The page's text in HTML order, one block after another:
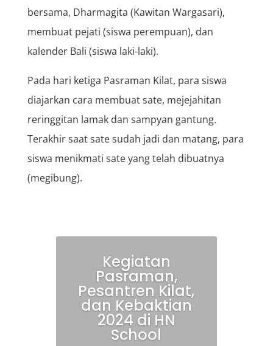
bersama, Dharmagita (Kawitan Wargasari),
membuat pejati (siswa perempuan), dan
kalender Bali (siswa laki-laki).
Pada hari ketiga Pasraman Kilat, para siswa
diajarkan cara membuat sate, mejejahitan
reringgitan lamak dan sampyan gantung.
Terakhir saat sate sudah jadi dan matang, para
siswa menikmati sate yang telah dibuatnya
(megibung).
Kegiatan
Pasraman,
Pesantren Kilat,
dan Kebaktian
2024 di HN
School